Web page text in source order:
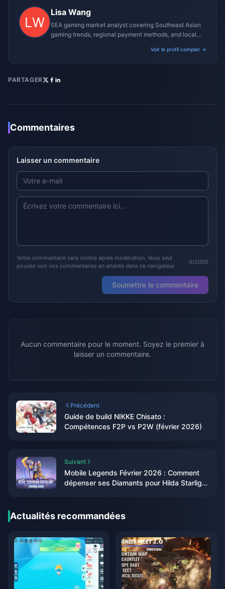
Lisa Wang
SEA gaming market analyst covering Southeast Asian
gaming trends, regional payment methods, and local
Voir le profil complet →
PARTAGER
Commentaires
Laisser un commentaire
Votre commentaire sera visible après modération. Vous seul
pouvez voir vos commentaires en attente dans ce navigateur.
0/2000
Soumettre le commentaire
Aucun commentaire pour le moment. Soyez le premier à
laisser un commentaire.
Précédent
Guide de build NIKKE Chisato :
Compétences F2P vs P2W (février 2026)
Suivant
Mobile Legends Février 2026 : Comment
dépenser ses Diamants pour Hilda Starlight
Actualités recommandées